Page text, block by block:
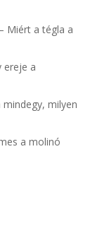
Miért a tégla a
ereje a
milyen
a molinó